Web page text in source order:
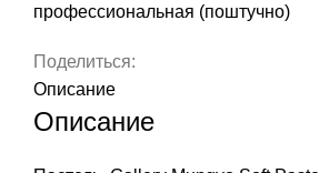
профессиональная (поштучно)
Поделиться:
Описание
Описание